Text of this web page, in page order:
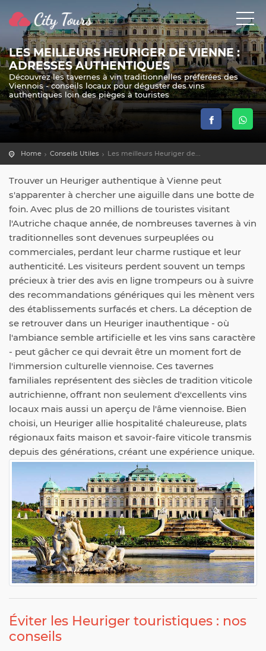
LES MEILLEURS HEURIGER DE VIENNE :
ADRESSES AUTHENTIQUES
Découvrez les tavernes à vin traditionnelles préférées des
Viennois - conseils locaux pour déguster des vins
authentiques loin des pièges à touristes
Home Conseils Utiles Les meilleurs Heuriger de...
Trouver un Heuriger authentique à Vienne peut
s'apparenter à chercher une aiguille dans une botte de
foin. Avec plus de 20 millions de touristes visitant
l'Autriche chaque année, de nombreuses tavernes à vin
traditionnelles sont devenues surpeuplées ou
commerciales, perdant leur charme rustique et leur
authenticité. Les visiteurs perdent souvent un temps
précieux à trier des avis en ligne trompeurs ou à suivre
des recommandations génériques qui les mènent vers
des établissements surfacés et chers. La déception de
se retrouver dans un Heuriger inauthentique - où
l'ambiance semble artificielle et les vins sans caractère
- peut gâcher ce qui devrait être un moment fort de
l'immersion culturelle viennoise. Ces tavernes
familiales représentent des siècles de tradition viticole
autrichienne, offrant non seulement d'excellents vins
locaux mais aussi un aperçu de l'âme viennoise. Bien
choisi, un Heuriger allie hospitalité chaleureuse, plats
régionaux faits maison et savoir-faire viticole transmis
depuis des générations, créant une expérience unique.
Éviter les Heuriger touristiques : nos
conseils